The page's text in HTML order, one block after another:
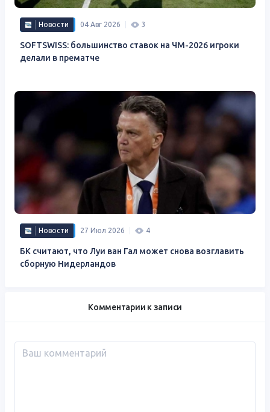
Новости 04 Авг 2026 3
SOFTSWISS: большинство ставок на ЧМ-2026 игроки
делали в прематче
Новости 27 Июл 2026 4
БК считают, что Луи ван Гал может снова возглавить
сборную Нидерландов
Комментарии к записи